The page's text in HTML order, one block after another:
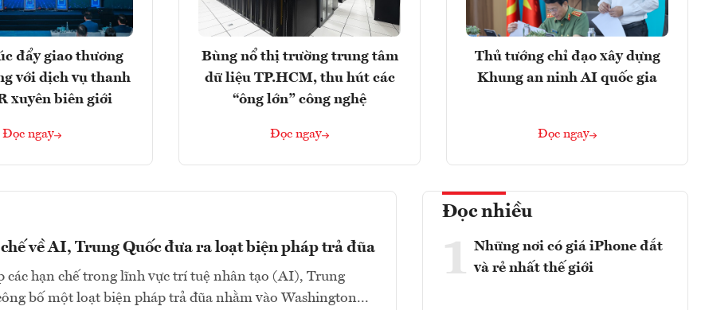
đẩy giao thương
với dịch vụ thanh
xuyên biên giới
Đọc ngay
Bùng nổ thị trường trung tâm
dữ liệu TP.HCM, thu hút các
“ông lớn” công nghệ
Đọc ngay
Thủ tướng chỉ đạo xây dựng
Khung an ninh AI quốc gia
Đọc ngay
về AI, Trung Quốc đưa ra loạt biện pháp trả đũa
các hạn chế trong lĩnh vực trí tuệ nhân tạo (AI), Trung
bố một loạt biện pháp trả đũa nhằm vào Washington...
Đọc nhiều
1 Những nơi có giá iPhone đắt
và rẻ nhất thế giới